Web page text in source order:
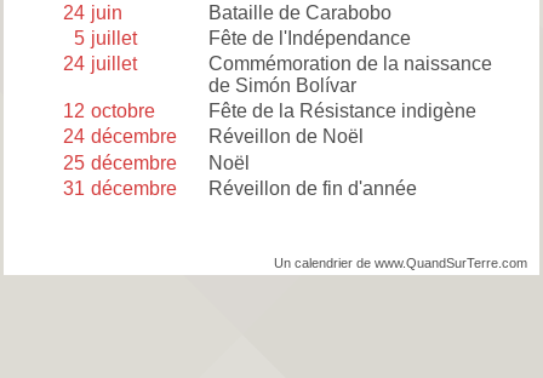
24 juin
Bataille de Carabobo
5 juillet
Fête de l'Indépendance
24 juillet
Commémoration de la naissance
de Simón Bolívar
12 octobre
Fête de la Résistance indigène
24 décembre
Réveillon de Noël
25 décembre
Noël
31 décembre Réveillon de fin d'année
Un calendrier de www.QuandSurTerre.com